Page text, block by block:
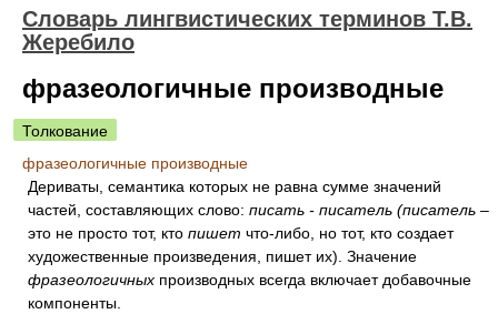
Словарь лингвистических терминов Т.В.
Жеребило
фразеологичные производные
Толкование
фразеологичные производные
Дериваты, семантика которых не равна сумме значений
частей, составляющих слово: писать - писатель (писатель –
это не просто тот, кто пишет что-либо, но тот, кто создает
художественные произведения, пишет их). Значение
фразеологичных производных всегда включает добавочные
компоненты.